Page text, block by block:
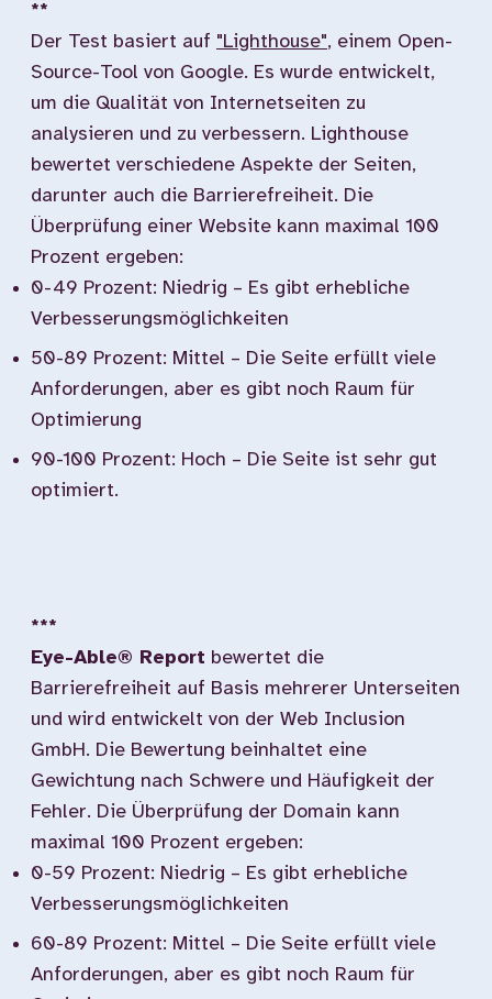
**
Der Test basiert auf "Lighthouse", einem Open-
Source-Tool von Google. Es wurde entwickelt,
um die Qualität von Internetseiten zu
analysieren und zu verbessern. Lighthouse
bewertet verschiedene Aspekte der Seiten,
darunter auch die Barrierefreiheit. Die
Überprüfung einer Website kann maximal 100
Prozent ergeben:
0-49 Prozent: Niedrig – Es gibt erhebliche
Verbesserungsmöglichkeiten
50-89 Prozent: Mittel – Die Seite erfüllt viele
Anforderungen, aber es gibt noch Raum für
Optimierung
90-100 Prozent: Hoch – Die Seite ist sehr gut
optimiert.
***
Eye-Able® Report bewertet die
Barrierefreiheit auf Basis mehrerer Unterseiten
und wird entwickelt von der Web Inclusion
GmbH. Die Bewertung beinhaltet eine
Gewichtung nach Schwere und Häufigkeit der
Fehler. Die Überprüfung der Domain kann
maximal 100 Prozent ergeben:
0-59 Prozent: Niedrig – Es gibt erhebliche
Verbesserungsmöglichkeiten
60-89 Prozent: Mittel – Die Seite erfüllt viele
Anforderungen, aber es gibt noch Raum für